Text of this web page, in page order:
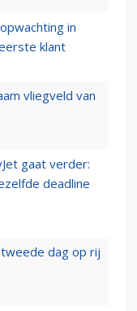
in
klant
vliegveld van
gaat verder:
deadline
dag op rij